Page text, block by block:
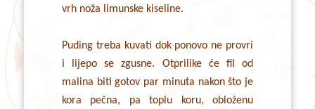
vrh noža limunske kiseline.
Puding treba kuvati dok ponovo ne provri
i lijepo se zgusne. Otprilike će fil od
malina biti gotov par minuta nakon što je
kora pečna, pa toplu koru, obloženu